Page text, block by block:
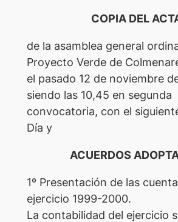
COPIA DEL
de la asamblea general
Proyecto Verde de
el pasado 12 de noviembre
siendo las 10,45 en segunda
convocatoria, con el
Día y
ACUERDOS
1º Presentación de las
ejercicio 1999-2000.
La contabilidad del ejercicio